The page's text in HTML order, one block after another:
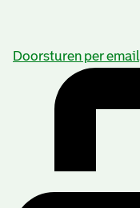
Doorsturen per email